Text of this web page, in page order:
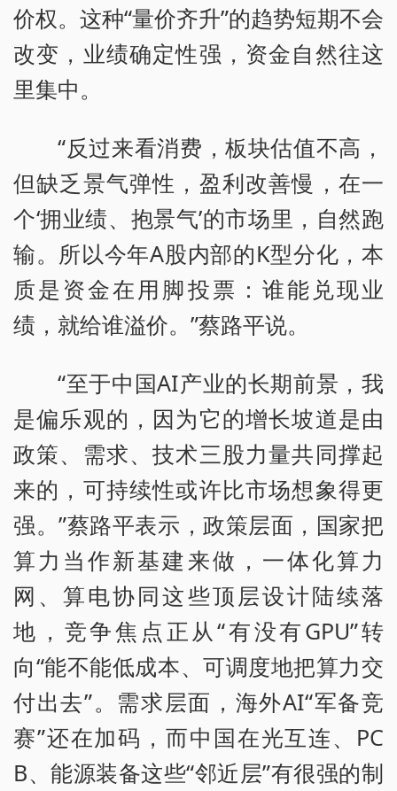
价权。这种“量价齐升”的趋势短期不会
改变，业绩确定性强，资金自然往这
里集中。
“反过来看消费，板块估值不高，
但缺乏景气弹性，盈利改善慢，在一
个‘拥业绩、抱景气’的市场里，自然跑
输。所以今年A股内部的K型分化，本
质是资金在用脚投票：谁能兑现业
绩，就给谁溢价。”蔡路平说。
“至于中国AI产业的长期前景，我
是偏乐观的，因为它的增长坡道是由
政策、需求、技术三股力量共同撑起
来的，可持续性或许比市场想象得更
强。”蔡路平表示，政策层面，国家把
算力当作新基建来做，一体化算力
网、算电协同这些顶层设计陆续落
地，竞争焦点正从“有没有GPU”转
向“能不能低成本、可调度地把算力交
付出去”。需求层面，海外AI“军备竞
赛”还在加码，而中国在光互连、PC
B、能源装备这些“邻近层”有很强的制